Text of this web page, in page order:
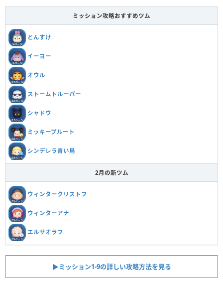
ミッション攻略おすすめツム
とんすけ
イーヨー
オウル
ストームトルーパー
シャドウ
ミッキープルート
シンデレラ青い鳥
2月の新ツム
ウィンタークリストフ
ウィンターアナ
エルサオラフ
▶︎ミッション1-9の詳しい攻略方法を見る